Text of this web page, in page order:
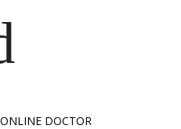
ОNLINE DOCTOR